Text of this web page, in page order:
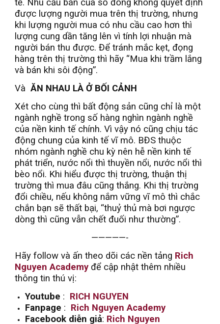
tế. Nhu cầu bán của số đông không quyết định
được lượng người mua trên thị trường, nhưng
khi lượng người mua có nhu cầu cao hơn thì
lượng cung dần tăng lên vì tính lợi nhuận mà
người bán thu được. Để tránh mắc kẹt, đọng
hàng trên thị trường thì hãy “Mua khi trầm lắng
và bán khi sôi động”.
Và ĂN NHAU LÀ Ở BỐI CẢNH
Xét cho cùng thì bất động sản cũng chỉ là một
ngành nghề trong số hàng nghìn ngành nghề
của nền kinh tế chính. Vì vậy nó cũng chịu tác
động chung của kinh tế vĩ mô. BĐS thuộc
nhóm ngành nghề chu kỳ nên hễ nền kinh tế
phát triển, nước nổi thì thuyền nổi, nước nổi thì
bèo nổi. Khi hiểu được thị trường, thuận thị
trường thì mua đâu cũng thắng. Khi thị trường
đổi chiều, nếu không nắm vững vĩ mô thì chắc
chắn bạn sẽ thất bại, “thuỷ thủ mà bơi ngược
dòng thì cũng vẫn chết đuối như thường”.
—————-
Hãy follow và ấn theo dõi các nền tảng Rich
Nguyen Academyđể cập nhật thêm nhiều
thông tin thú vị:
Youtube : RICH NGUYEN
Fanpage : Rich Nguyen Academy
Facebook diễn giả: Rich Nguyen